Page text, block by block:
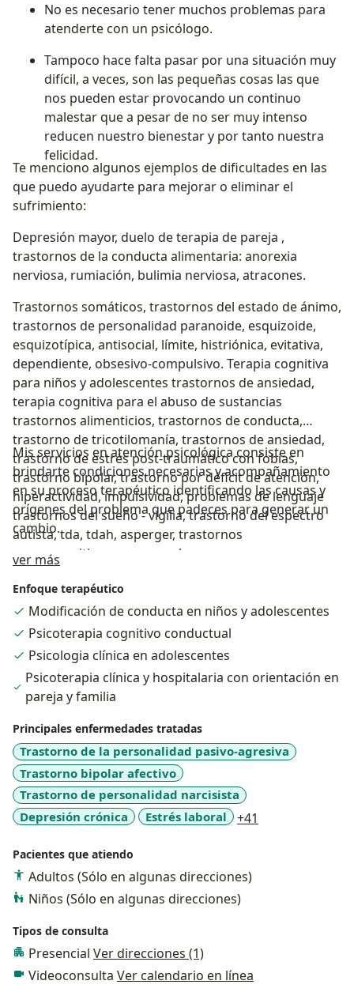
No es necesario tener muchos problemas para
atenderte con un psicólogo.
Tampoco hace falta pasar por una situación muy
difícil, a veces, son las pequeñas cosas las que
nos pueden estar provocando un continuo
malestar que a pesar de no ser muy intenso
reducen nuestro bienestar y por tanto nuestra
felicidad.
Te menciono algunos ejemplos de dificultades en las
que puedo ayudarte para mejorar o eliminar el
sufrimiento:
Depresión mayor, duelo de terapia de pareja ,
trastornos de la conducta alimentaria: anorexia
nerviosa, rumiación, bulimia nerviosa, atracones.
Trastornos somáticos, trastornos del estado de ánimo,
trastornos de personalidad paranoide, esquizoide,
esquizotípica, antisocial, límite, histriónica, evitativa,
dependiente, obsesivo-compulsivo. Terapia cognitiva
para niños y adolescentes trastornos de ansiedad,
terapia cognitiva para el abuso de sustancias
trastornos alimenticios, trastornos de conducta,
trastorno de tricotilomanía, trastornos de ansiedad,
trastorno de estrés post-traumático con fobias,
trastorno bipolar, trastorno por déficit de atención,
hiperactividad, impulsividad, problemas de lenguaje
trastornos del sueño - vigilia, trastorno del espectro
autista, tda, tdah, asperger, trastornos
neurocognitivos mayores y leves.
Mis servicios en atención psicológica consiste en
brindarte condiciones necesarias y acompañamiento
en su proceso terapéutico identificando las causas y
orígenes del problema que padeces para generar un
cambio.
ver más
Enfoque terapéutico
Modificación de conducta en niños y adolescentes
Psicoterapia cognitivo conductual
Psicologia clínica en adolescentes
Psicoterapia clínica y hospitalaria con orientación en
pareja y familia
Principales enfermedades tratadas
Trastorno de la personalidad pasivo-agresiva
Trastorno bipolar afectivo
Trastorno de personalidad narcisista
Depresión crónica
Estrés laboral +41
Pacientes que atiendo
Adultos (Sólo en algunas direcciones)
Niños (Sólo en algunas direcciones)
Tipos de consulta
Presencial Ver direcciones (1)
Videoconsulta Ver calendario en línea